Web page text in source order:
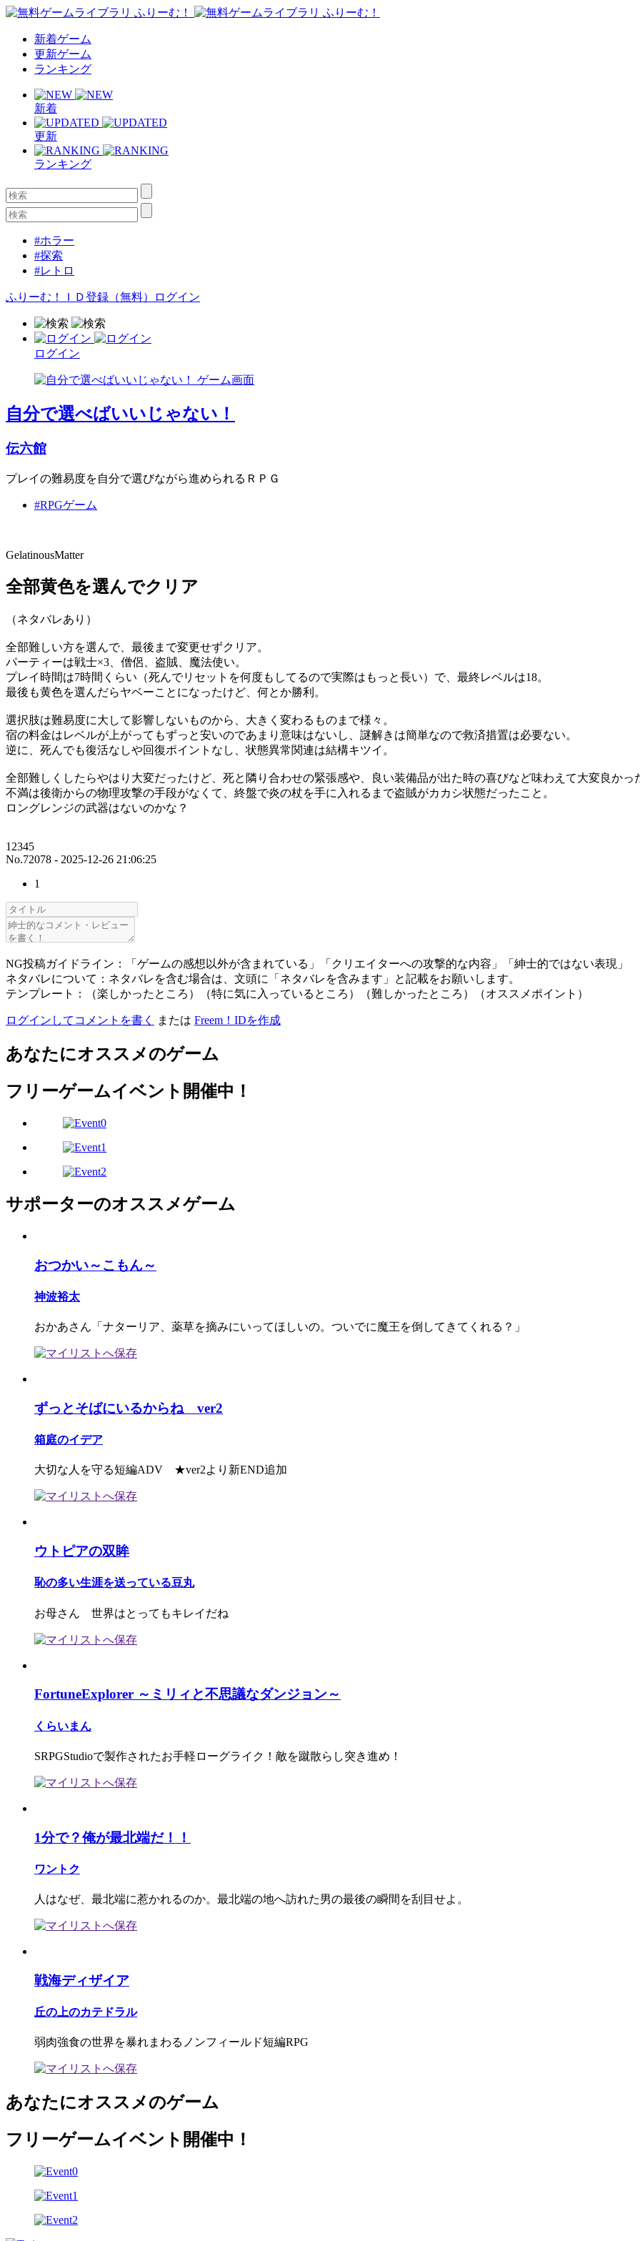
新着ゲーム
更新ゲーム
ランキング
新着
更新
ランキング
#ホラー
#探索
#レトロ
ふりーむ！ＩＤ登録（無料） ログイン
ログイン
自分で選べばいいじゃない！
伝六館
プレイの難易度を自分で選びながら進められるＲＰＧ
#RPGゲーム
GelatinousMatter
全部黄色を選んでクリア
（ネタバレあり）
全部難しい方を選んで、最後まで変更せずクリア。
パーティーは戦士×3、僧侶、盗賊、魔法使い。
プレイ時間は7時間くらい（死んでリセットを何度もしてるので実際はもっと長い）で、最終レベルは18。
最後も黄色を選んだらヤベーことになったけど、何とか勝利。
選択肢は難易度に大して影響しないものから、大きく変わるものまで様々。
宿の料金はレベルが上がってもずっと安いのであまり意味はないし、謎解きは簡単なので救済措置は必要ない。
逆に、死んでも復活なしや回復ポイントなし、状態異常関連は結構キツイ。
全部難しくしたらやはり大変だったけど、死と隣り合わせの緊張感や、良い装備品が出た時の喜びなど味わえて大変良かっ
不満は後衛からの物理攻撃の手段がなくて、終盤で炎の杖を手に入れるまで盗賊がカカシ状態だったこと。
ロングレンジの武器はないのかな？
12345
No.72078 - 2025-12-26 21:06:25
1
NG投稿ガイドライン：「ゲームの感想以外が含まれている」「クリエイターへの攻撃的な内容」「紳士的ではない表現」
ネタバレについて：ネタバレを含む場合は、文頭に「ネタバレを含みます」と記載をお願いします。
テンプレート：（楽しかったところ）（特に気に入っているところ）（難しかったところ）（オススメポイント）
ログインしてコメントを書く または Freem！IDを作成
あなたにオススメのゲーム
フリーゲームイベント開催中！
サポーターのオススメゲーム
おつかい～こもん～
神波裕太
おかあさん「ナターリア、薬草を摘みにいってほしいの。ついでに魔王を倒してきてくれる？」
ずっとそばにいるからね ver2
箱庭のイデア
大切な人を守る短編ADV ★ver2より新END追加
ウトピアの双眸
恥の多い生涯を送っている豆丸
お母さん 世界はとってもキレイだね
FortuneExplorer ～ミリィと不思議なダンジョン～
くらいまん
SRPGStudioで製作されたお手軽ローグライク！敵を蹴散らし突き進め！
1分で？俺が最北端だ！！
ワントク
人はなぜ、最北端に惹かれるのか。最北端の地へ訪れた男の最後の瞬間を刮目せよ。
戦海ディザイア
丘の上のカテドラル
弱肉強食の世界を暴れまわるノンフィールド短編RPG
あなたにオススメのゲーム
フリーゲームイベント開催中！